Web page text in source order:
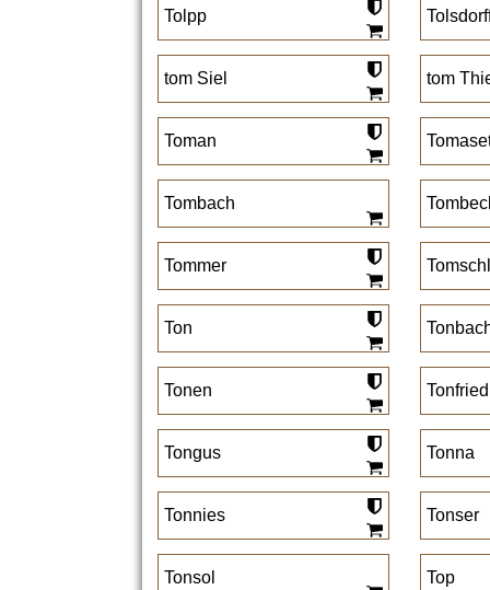
Tolpp
tom Siel tom
Toman
Tombach
Tommer
Ton
Tonen Tonfried
Tongus Tonna
Tonnies Tonser
Tonsol Top